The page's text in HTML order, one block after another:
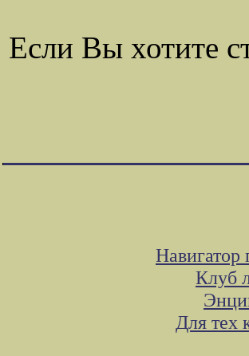
Если Вы хотите
Клуб
Для тех